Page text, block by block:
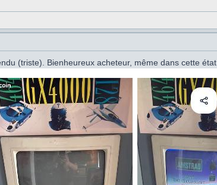
(triste). Bienheureux acheteur, même dans cette état.